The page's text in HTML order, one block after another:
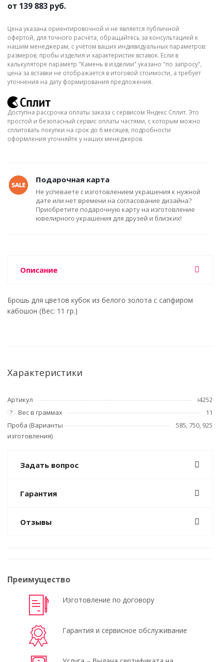
от 139 883 руб.
Цена указана ориентировочной и не является публичной
офертой, для точного расчёта, обращайтесь за консультацией к
нашим менеджерам, с учётом ваших индивидуальных параметров:
размеров, пробы изделия и характеристик вставок. Если в
калькуляторе параметр "Камень в изделии" указано "по запросу",
цена за вставки не отображается в итоговой стоимости, а требует
уточнения на дату формирования предложения.
Доступна рассрочка оплаты заказа с сервисом Яндекс Сплит. Это
простой и безопасный сервис оплаты частями, с которым можно
сплитовать покупки на срок до 6 месяцев, подробности
оформления уточняйте у наших менеджеров.
Подарочная карта
Не успеваете с изготовлением украшения к нужной
дате или нет времени на согласование дизайна?
Приобретите подарочную карту на изготовление
ювелирного украшения для друзей и близких!
Описание
Брошь для цветов кубок из белого золота с сапфиром
кабошон (Вес: 11 гр.)
Характеристики
Артикул i4252
? Вес в граммах
11
Проба (Варианты
изготовления)
585, 750, 925
Задать вопрос
Гарантия
Отзывы
Преимущество
Изготовление по договору
Гарантия и сервисное обслуживание